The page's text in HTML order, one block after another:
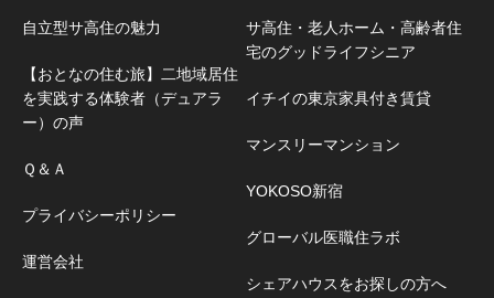
自立型サ高住の魅力
【おとなの住む旅】二地域居住
を実践する体験者（デュアラ
ー）の声
Ｑ＆Ａ
プライバシーポリシー
運営会社
サ高住・老人ホーム・高齢者住
宅のグッドライフシニア
イチイの東京家具付き賃貸
マンスリーマンション
YOKOSO新宿
グローバル医職住ラボ
シェアハウスをお探しの方へ